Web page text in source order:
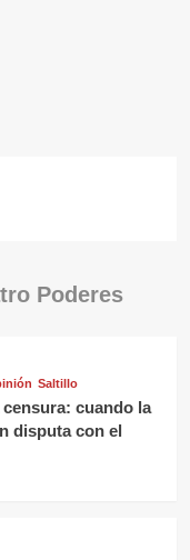
Poderes
Saltillo
censura: cuando la
disputa con el